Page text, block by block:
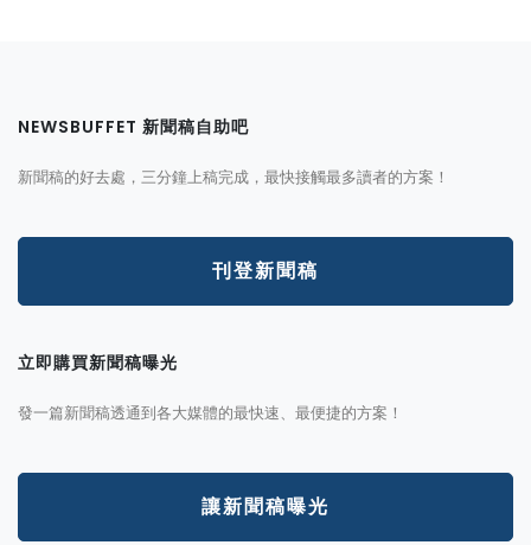
NEWSBUFFET 新聞稿自助吧
新聞稿的好去處，三分鐘上稿完成，最快接觸最多讀者的方案！
刊登新聞稿
立即購買新聞稿曝光
發一篇新聞稿透通到各大媒體的最快速、最便捷的方案！
讓新聞稿曝光